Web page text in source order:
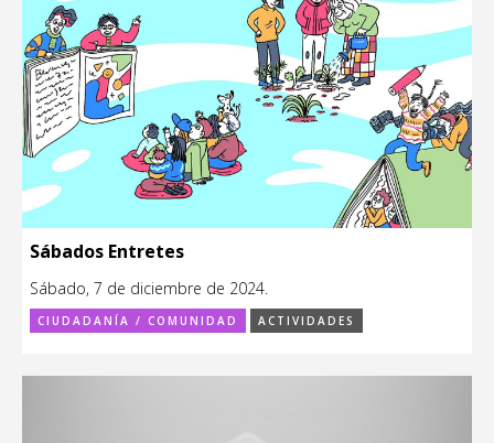
Sábados Entretes
Sábado, 7 de diciembre de 2024.
CIUDADANÍA / COMUNIDAD ACTIVIDADES